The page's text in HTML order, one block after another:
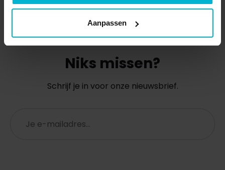
Aanpassen
Niks missen?
Schrijf je in voor onze nieuwsbrief.
mailadres